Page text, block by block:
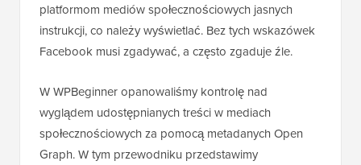
platformom mediów społecznościowych jasnych
instrukcji, co należy wyświetlać. Bez tych wskazówek
Facebook musi zgadywać, a często zgaduje źle.
W WPBeginner opanowaliśmy kontrolę nad
wyglądem udostępnianych treści w mediach
społecznościowych za pomocą metadanych Open
Graph. W tym przewodniku przedstawimy